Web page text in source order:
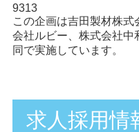
9313
この企画は吉田製材株
会社ルビー、株式会社中
同で実施しています。
求人採用情